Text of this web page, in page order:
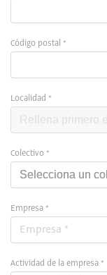
Código postal *
Localidad *
Colectivo *
Empresa *
Actividad de la empresa *